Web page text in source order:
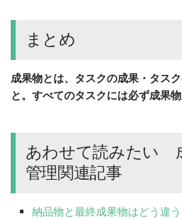
まとめ
成果物とは、タスクの成果・タス
と。すべてのタスクには必ず成果物
あわせて読みたい
管理関連記事
納品物と最終成果物はどう違